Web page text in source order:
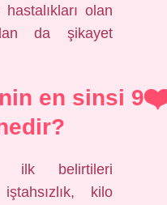
olan
da şikayet
en sinsi 9
ilk belirtileri
kilo